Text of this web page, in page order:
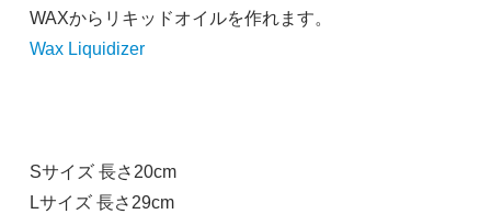
WAXからリキッドオイルを作れます。
Wax Liquidizer
Sサイズ 長さ20cm
Lサイズ 長さ29cm
SOLD OUT